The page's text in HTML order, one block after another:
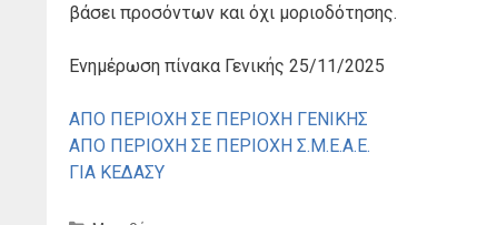
βάσει προσόντων και όχι μοριοδότησης.
Ενημέρωση πίνακα Γενικής 25/11/2025
ΑΠΟ ΠΕΡΙΟΧΗ ΣΕ ΠΕΡΙΟΧΗ ΓΕΝΙΚΗΣ
ΑΠΟ ΠΕΡΙΟΧΗ ΣΕ ΠΕΡΙΟΧΗ Σ.Μ.Ε.Α.Ε.
ΓΙΑ ΚΕΔΑΣΥ